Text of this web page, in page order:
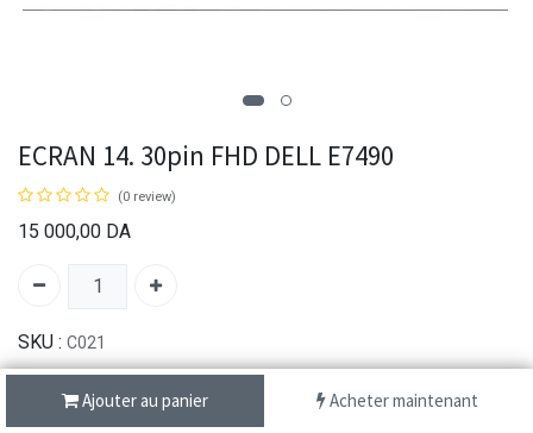
Ajouter au panier Acheter maintenant
ECRAN 14. 30pin FHD DELL E7490
(0 review)
15 000,00 DA
SKU : C021